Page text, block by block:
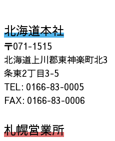
北海道本社
〒071-1515
北海道上川郡東神楽町北3
条東2丁目3-5
TEL: 0166-83-0005
FAX: 0166-83-0006
札幌営業所